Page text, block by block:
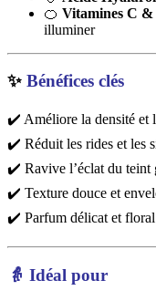
🍊 Vitamines C &
illuminer
✨ Bénéfices clés
✔️ Améliore la densité et
✔️ Réduit les rides et les
✔️ Ravive l’éclat du teint
✔️ Texture douce et
✔️ Parfum délicat et floral
👵 Idéal pour